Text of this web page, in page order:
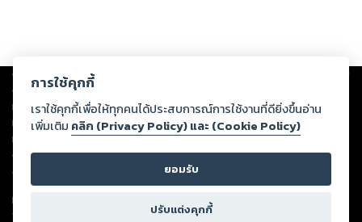
Copyright © 2026
ต่อผลงานหรือเนื้อหาใดที่อัปโหลดผ่านเว็บไซต์และปรากฏว่าละเมิดสิทธิใน
ทรัพย์สินทางปัญญาของบุคคลอื่นหรือขัดต่อกฎหมายและศีลธรรม ดังนั้น ผู้อ่าน
ทุกท่านโปรดใช้วิจารณญาณในการกลั่นกรองด้วยตนเอง และหากท่านพบว่าส่วน
หนึ่งส่วนใดขัดต่อกฎหมายและศีลธรรม กรุณาแจ้งมายังบริษัท เพื่อทีมงานจะได้
ดำเนินการในทันที ทั้งนี้ ทางสตอรี่ล็อกขอสงวนลิขสิทธิ์ตามพระราชบัญญัติ
ลิขสิทธิ์ พ.ศ. 2537 (ฉบับล่าสุด)
For support: member@ookbee.com
Version
การใช้คุกกี้
เราใช้คุกกี้เพื่อให้ทุกคนได้ประสบการณ์การใช้งานที่ดียิ่งขึ้นอ่าน
เพิ่มเติม คลิก (Privacy Policy) และ (Cookie Policy)
ยอมรับ
ปรับแต่งคุกกี้